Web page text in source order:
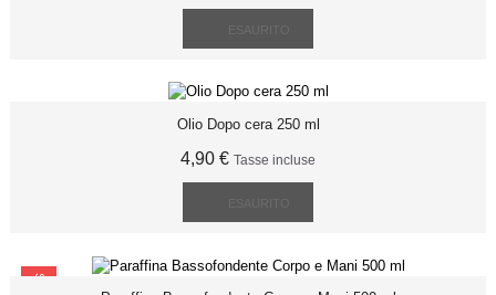
Olio Dopo cera 250 ml
4,90 € Tasse incluse